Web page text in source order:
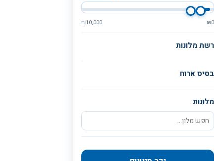
₪0
₪10,000
רשת מלונות
בסיס ארוח
מלונות